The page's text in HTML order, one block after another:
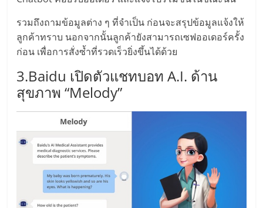
บริการ
พัฒนา
ระบบ
แฟ
รน
ไชส์"
รวมถึงถามข้อมูลต่าง ๆ ที่จำเป็น ก่อนจะสรุปข้อมูลแจ้งให้
ลูกค้าทราบ นอกจากนั้นลูกค้ายังสามารถเซฟออเดอร์ครั้ง
ก่อน เพื่อการสั่งซ้ำที่รวดเร็วยิ่งขึ้นได้ด้วย
3.Baidu เปิดตัวแชทบอท A.I. ด้าน
สุขภาพ “Melody”